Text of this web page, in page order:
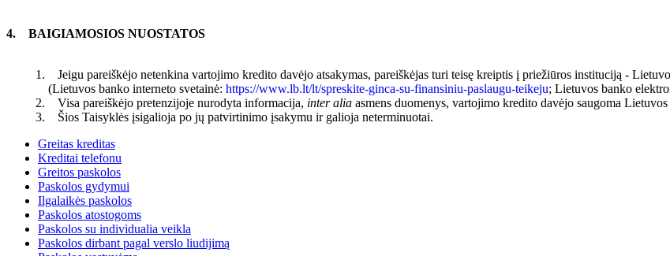
BAIGIAMOSIOS NUOSTATOS
Jeigu pareiškėjo netenkina vartojimo kredito davėjo atsakymas, pareiškėjas turi teisę kreiptis į priežiūros instituciją -
(Lietuvos banko interneto svetainė: https://www.lb.lt/lt/spreskite-ginca-su-finansiniu-paslaugu-teikeju; Lietuvos banko
Visa pareiškėjo pretenzijoje nurodyta informacija, inter aliaasmens duomenys, vartojimo kredito davėjo saugoma
Šios Taisyklės įsigalioja po jų patvirtinimo įsakymu ir galioja neterminuotai.
Greitas kreditas
Kreditai telefonu
Greitos paskolos
Paskolos gydymui
Ilgalaikės paskolos
Paskolos atostogoms
Paskolos su individualia veikla
Paskolos dirbant pagal verslo liudijimą